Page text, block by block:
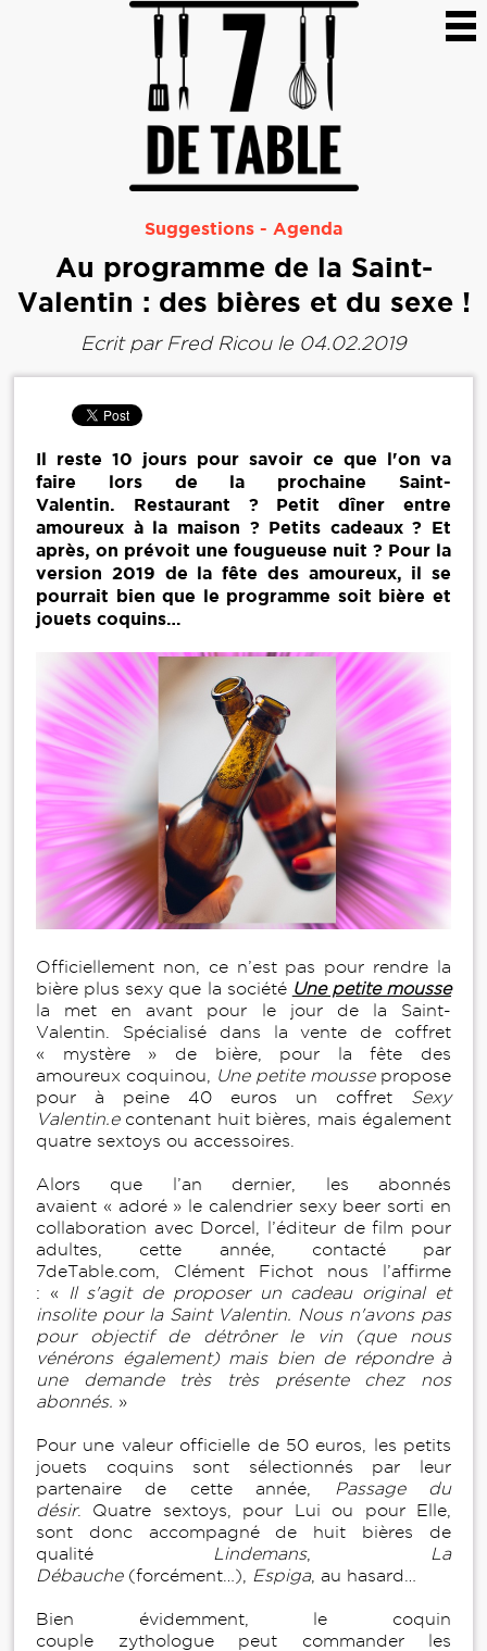
Suggestions - Agenda
Au programme de la Saint-
Valentin : des bières et du sexe !
Ecrit par Fred Ricoule 04.02.2019
Il reste 10 jours pour savoir ce que l'on va
faire lors de la prochaine Saint-
Valentin. Restaurant ? Petit dîner entre
amoureux à la maison ? Petits cadeaux ? Et
après, on prévoit une fougueuse nuit ? Pour la
version 2019 de la fête des amoureux, il se
pourrait bien que le programme soit bière et
jouets coquins…
Officiellement non, ce n’est pas pour rendre la
bière plus sexy que la société Une petite mousse
la met en avant pour le jour de la Saint-
Valentin. Spécialisé dans la vente de coffret
« mystère » de bière, pour la fête des
amoureux coquinou,
Une petite moussepropose
pour à peine 40 euros un coffret Sexy
Valentin.econtenant huit bières, mais également
quatre sextoys ou accessoires.
Alors que l’an dernier, les abonnés
avaient « adoré » le calendrier sexy beer sorti en
collaboration avec Dorcel, l’éditeur de film pour
adultes, cette année, contacté par
7deTable.com, Clément Fichot nous l’affirme
: « Il s'agit de proposer un cadeau original et
insolite pour la Saint Valentin. Nous n'avons pas
pour objectif de détrôner le vin (que nous
vénérons également) mais bien de répondre à
une demande très très présente chez nos
abonnés. »
Pour une valeur officielle de 50 euros, les petits
jouets coquins sont sélectionnés par leur
partenaire de cette année,
Passage du
désir. Quatre sextoys, pour Lui ou pour Elle,
sont donc accompagné de huit bières de
qualité
Lindemans,
La
Débauche(forcément…), Espiga, au hasard…
Bien évidemment, le coquin
couple zythologue peut commander les